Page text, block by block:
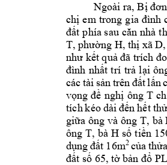
Ngoài ra, Bị
chị em trong gia đình
đất phía sau căn nhà
T, phường H, thị xã
như kết quả đã trích
đình nhất trí trả lại
các tài sản trên đất lấn
vọng đề nghị ông T
tích kéo dài đến hết
giữa ông và ông T, bà
ông T, bà H số tiền
dụng đất 16m2 của
đất số 65, tờ bản đổ PL